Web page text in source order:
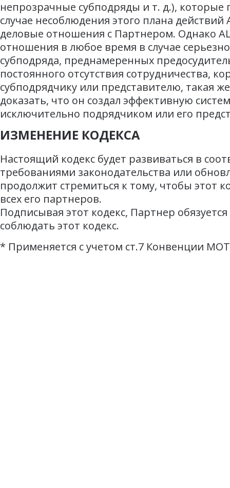
непрозрачные субподряды и т. д.),
случае несоблюдения этого плана
деловые отношения с Партнером. Однако
отношения в любое время в случае
субподряда, преднамеренных
постоянного отсутствия сотрудничества,
субподрядчику или представителю, такая
доказать, что он создал эффективную
исключительно подрядчиком или его
ИЗМЕНЕНИЕ КОДЕКСА
Настоящий кодекс будет развиваться в
требованиями законодательства или
продолжит стремиться к тому, чтобы этот
всех его партнеров.
Подписывая этот кодекс, Партнер
соблюдать этот кодекс.
* Применяется с учетом ст.7 Конвенции